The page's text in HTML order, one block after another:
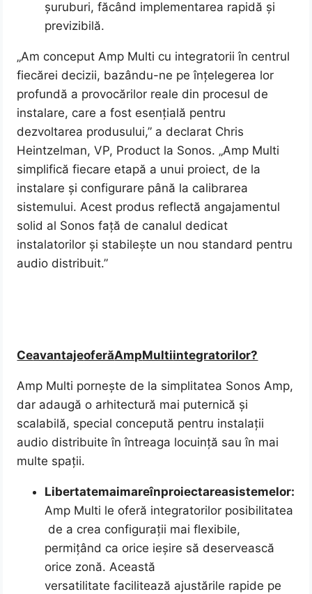
șuruburi, făcând implementarea rapidă și
previzibilă.
„Am conceput Amp Multi cu integratorii în centrul
fiecărei decizii, bazându-ne pe înțelegerea lor
profundă a provocărilor reale din procesul de
instalare, care a fost esențială pentru
dezvoltarea produsului,” a declarat Chris
Heintzelman, VP, Product la Sonos. „Amp Multi
simplifică fiecare etapă a unui proiect, de la
instalare și configurare până la calibrarea
sistemului. Acest produs reflectă angajamentul
solid al Sonos față de canalul dedicat
instalatorilor și stabilește un nou standard pentru
audio distribuit.”
CeavantajeoferăAmpMultiintegratorilor?
Amp Multi pornește de la simplitatea Sonos Amp,
dar adaugă o arhitectură mai puternică și
scalabilă, special concepută pentru instalații
audio distribuite în întreaga locuință sau în mai
multe spații.
Libertatemaimareînproiectareasistemelor:
Amp Multi le oferă integratorilor posibilitatea
de a crea configurații mai flexibile,
permițând ca orice ieșire să deservească
orice zonă. Această
versatilitate facilitează ajustările rapide pe